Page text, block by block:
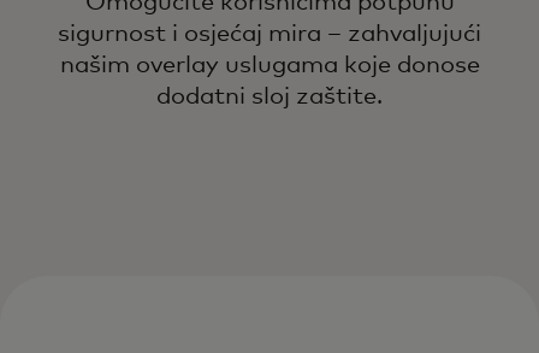
sigurnost i osjećaj mira – zahvaljujući
našim overlay uslugama koje donose
dodatni sloj zaštite.